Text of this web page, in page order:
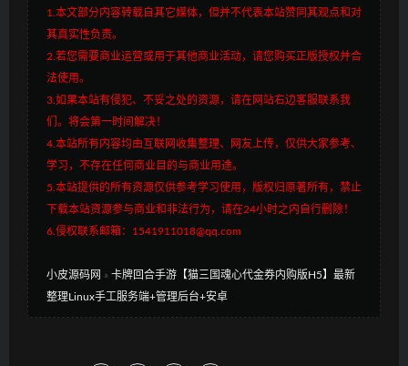
1.本文部分内容转载自其它媒体，但并不代表本站赞同其观点和对
其真实性负责。
2.若您需要商业运营或用于其他商业活动，请您购买正版授权并合
法使用。
3.如果本站有侵犯、不妥之处的资源，请在网站右边客服联系我
们。将会第一时间解决！
4.本站所有内容均由互联网收集整理、网友上传，仅供大家参考、
学习，不存在任何商业目的与商业用途。
5.本站提供的所有资源仅供参考学习使用，版权归原著所有，禁止
下载本站资源参与商业和非法行为，请在24小时之内自行删除！
6.侵权联系邮箱：1541911018@qq.com
小皮源码网 » 卡牌回合手游【猫三国魂心代金券内购版H5】最新
整理Linux手工服务端+管理后台+安卓